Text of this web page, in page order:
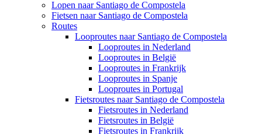
Lopen naar Santiago de Compostela
Fietsen naar Santiago de Compostela
Routes
Looproutes naar Santiago de Compostela
Looproutes in Nederland
Looproutes in België
Looproutes in Frankrijk
Looproutes in Spanje
Looproutes in Portugal
Fietsroutes naar Santiago de Compostela
Fietsroutes in Nederland
Fietsroutes in België
Fietsroutes in Frankrijk